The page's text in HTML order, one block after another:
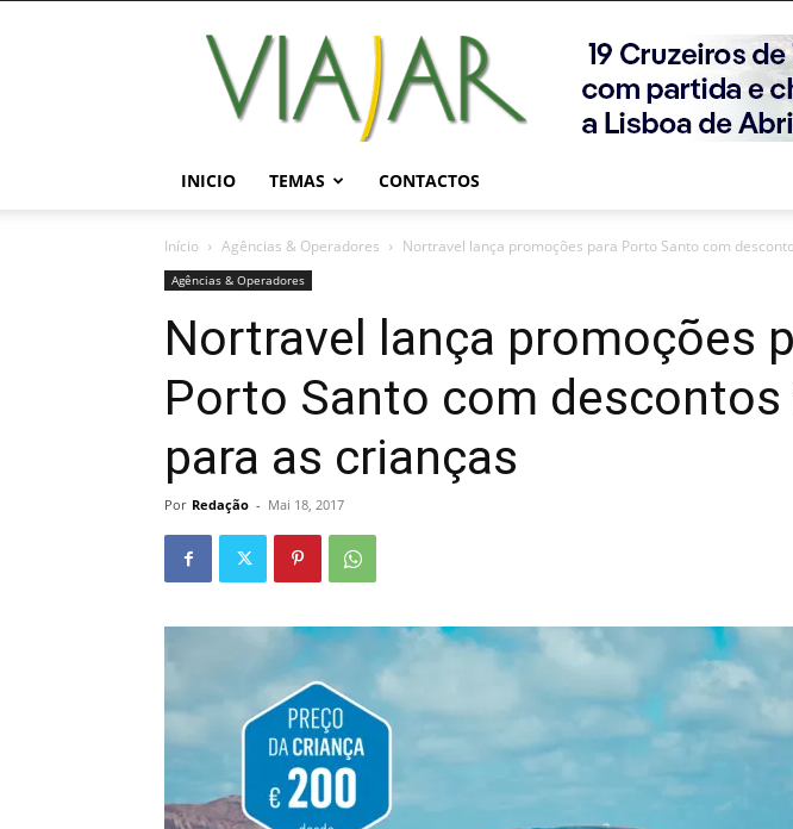
Viajar
Magazine
Online
INICIO TEMAS CONTACTOS
Início Agências & Operadores Nortravel lança promoções para Porto Santo com
Agências & Operadores
Nortravel lança promoções
Porto Santo com
para as crianças
Por Redação - Mai 18, 2017